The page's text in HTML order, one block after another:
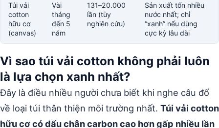
Túi vải
cotton
hữu cơ
(canvas)
Vài
tháng
đến 5
năm
131–20.000
lần (tùy
nghiên cứu)
Sản xuất tốn nhiều
nước nhất; chỉ
“xanh” nếu dùng
cực kỳ lâu dài
Vì sao túi vải cotton không phải luôn
là lựa chọn xanh nhất?
Đây là điều nhiều người chưa biết khi nghe câu đố
về loại túi thân thiện môi trường nhất. Túi vải cotton
hữu cơ có dấu chân carbon cao hơn gấp nhiều lần